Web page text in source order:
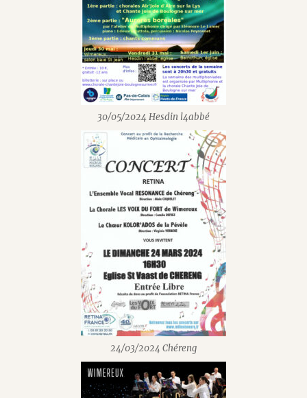
30/05/2024 Hesdin l4abbé
24/03/2024 Chéreng